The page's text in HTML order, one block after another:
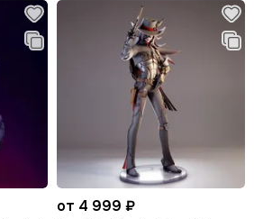
от 4 999 ₽